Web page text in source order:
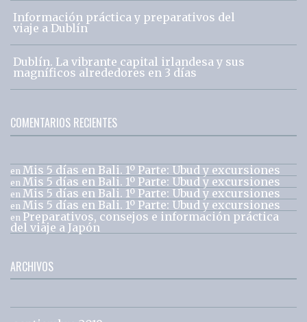
Información práctica y preparativos del
viaje a Dublín
Dublín. La vibrante capital irlandesa y sus
magníficos alrededores en 3 días
COMENTARIOS RECIENTES
en Mis 5 días en Bali. 1º Parte: Ubud y excursiones
en Mis 5 días en Bali. 1º Parte: Ubud y excursiones
en Mis 5 días en Bali. 1º Parte: Ubud y excursiones
en Mis 5 días en Bali. 1º Parte: Ubud y excursiones
en Preparativos, consejos e información práctica
del viaje a Japón
ARCHIVOS